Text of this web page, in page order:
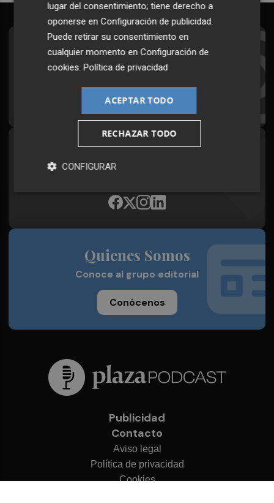
Suscríbete al Boletín
Todos los días a primera hora en tu email
¡Quiero suscribirme!
Síguenos en redes
Plaza Podcast, desde cualquier medio
Quienes Somos
Conoce al grupo editorial
Conócenos
Publicidad
Contacto
Aviso legal
Política de privacidad
Cookies
lugar del consentimiento; tiene derecho a
oponerse enConfiguración de publicidad.
Puede retirar su consentimiento en
cualquier momento enConfiguración de
cookies.Política de privacidad
ACEPTAR TODO
RECHAZAR TODO
CONFIGURAR